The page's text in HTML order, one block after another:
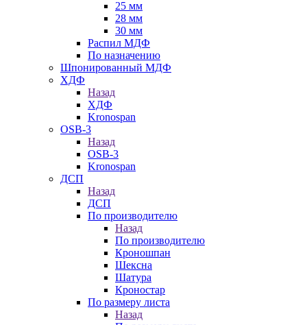
25 мм
28 мм
30 мм
Распил МДФ
По назначению
Шпонированный МДФ
ХДФ
Назад
ХДФ
Kronospan
OSB-3
Назад
OSB-3
Kronospan
ДСП
Назад
ДСП
По производителю
Назад
По производителю
Кроношпан
Шексна
Шатура
Кроностар
По размеру листа
Назад